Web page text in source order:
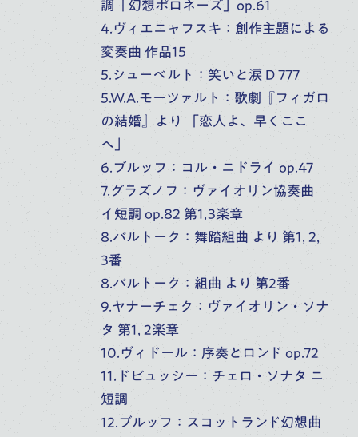
第54回室内楽定期演奏会 第2日
富山市民プラザ アンサンブル・ホール（富山）
6:00開演
桐朋アカデミー・オーケストラ
第73回定期演奏会
富山県民会館ホール（富山）
10:00開演
音楽部門 主催公演
調「幻想ポロネーズ」op.61
4.ヴィエニャフスキ：創作主題による
変奏曲 作品15
5.シューベルト：笑いと涙 D 777
5.W.A.モーツァルト：歌劇『フィガロ
の結婚』より 「恋人よ、早くここ
へ」
6.ブルッフ：コル・ニドライ op.47
7.グラズノフ：ヴァイオリン協奏曲
イ短調 op.82 第1,3楽章
8.バルトーク：舞踏組曲 より 第1, 2,
3番
8.バルトーク：組曲 より 第2番
9.ヤナーチェク：ヴァイオリン・ソナ
タ 第1, 2楽章
10.ヴィドール：序奏とロンド op.72
11.ドビュッシー：チェロ・ソナタ ニ
短調
12.ブルッフ：スコットランド幻想曲